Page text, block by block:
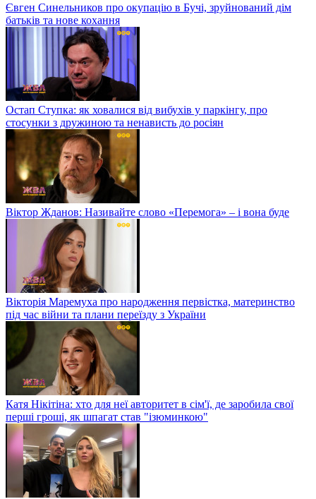
Євген Синельников про окупацію в Бучі, зруйнований дім
батьків та нове кохання
Остап Ступка: як ховалися від вибухів у паркінгу, про
стосунки з дружиною та ненависть до росіян
Віктор Жданов: Називайте слово «Перемога» – і вона буде
Вікторія Маремуха про народження первістка, материнство
під час війни та плани переїзду з України
Катя Нікітіна: хто для неї авторитет в сім'ї, де заробила свої
перші гроші, як шпагат став "ізюминкою"